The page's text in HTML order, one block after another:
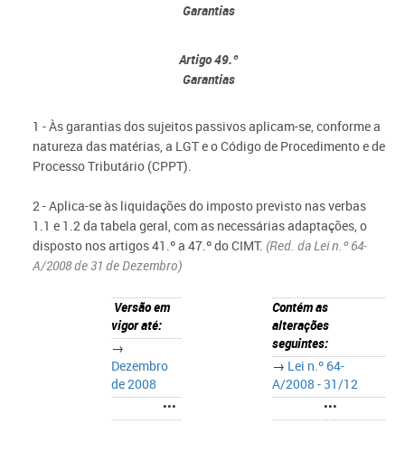
Garantias
Artigo 49.º
Garantias
1 - Às garantias dos sujeitos passivos aplicam-se, conforme a
natureza das matérias, a LGT e o Código de Procedimento e de
Processo Tributário (CPPT).
2 - Aplica-se às liquidações do imposto previsto nas verbas
1.1 e 1.2 da tabela geral, com as necessárias adaptações, o
disposto nos artigos 41.º a 47.º do CIMT. (Red. da Lei n.º 64-
A/2008 de 31 de Dezembro)
Versão em
vigor até:
→
Dezembro
de 2008
•••
Contém as
alterações
seguintes:
→ Lei n.º 64-
A/2008 - 31/12
•••